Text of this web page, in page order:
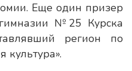
Еще один призер
№25 Курска
регион по
культура».